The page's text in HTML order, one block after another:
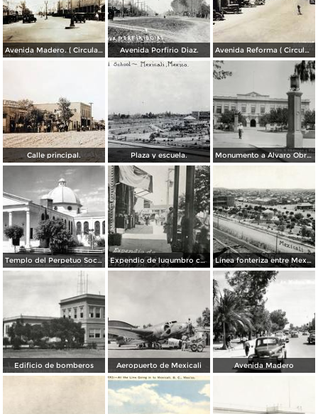
Avenida Madero. ( Circulada el 12 de Diciembre de 1928 ). Avenida Porfirio Diaz. Avenida Reforma ( Circulada el 14 de Enero de 1946 ).
Calle principal. Plaza y escuela. Monumento a Álvaro Obregón y Palacio de Gobierno
Templo del Perpetuo Socorro Expendio de lugumbro chino Línea fonteriza entre Mexicali y Calexico, Estados Unidos
Edificio de bomberos Aeropuerto de Mexicali Avenida Madero